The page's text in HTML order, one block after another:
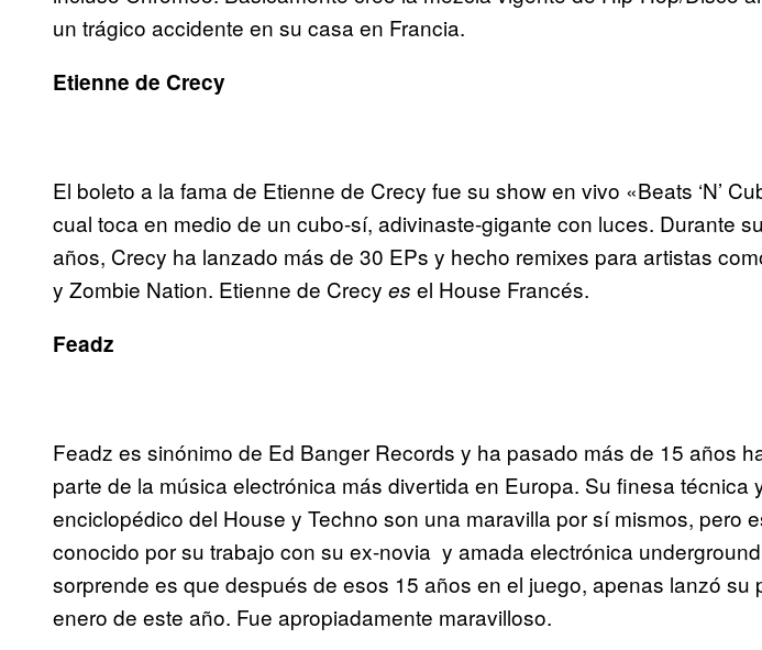
un trágico accidente en su casa en Francia.
Etienne de Crecy
El boleto a la fama de Etienne de Crecy fue su show en vivo «Beats ‘N’
cual toca en medio de un cubo-sí, adivinaste-gigante con luces. Durante
años, Crecy ha lanzado más de 30 EPs y hecho remixes para artistas
y Zombie Nation. Etienne de Crecy es el House Francés.
Feadz
Feadz es sinónimo de Ed Banger Records y ha pasado más de 15 años
parte de la música electrónica más divertida en Europa. Su finesa técnica
enciclopédico del House y Techno son una maravilla por sí mismos, pero
conocido por su trabajo con su ex-novia y amada electrónica
sorprende es que después de esos 15 años en el juego, apenas lanzó su
enero de este año. Fue apropiadamente maravilloso.